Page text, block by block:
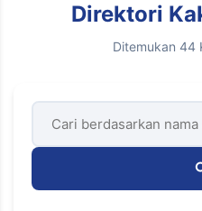
Direktori
Ditemukan 44